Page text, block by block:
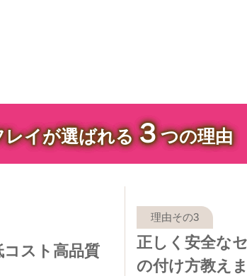
イが選ばれる３つの理由
スト高品質
正しく安全な
の付け方教え